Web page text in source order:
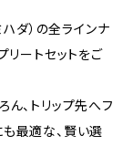
ダ）の全ラインナ
リートセットをご
ん、トリップ先へフ
最適な、賢い選